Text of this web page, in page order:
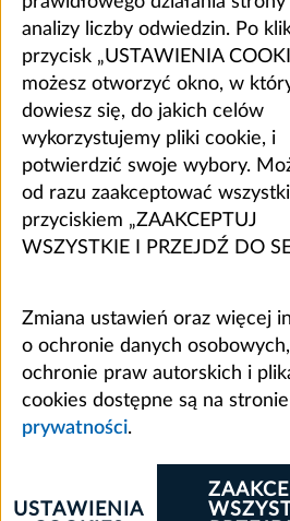
analizy liczby odwiedzin. Po
przycisk „USTAWIENIA
możesz otworzyć okno, w
dowiesz się, do jakich celów
wykorzystujemy pliki cookie, i
potwierdzić swoje wybory.
od razu zaakceptować
przyciskiem „ZAAKCEPTUJ
WSZYSTKIE I PRZEJDŹ DO
Zmiana ustawień oraz więcej
o ochronie danych osobowych,
ochronie praw autorskich i
cookies dostępne są na stronie
prywatności.
USTAWIENIA